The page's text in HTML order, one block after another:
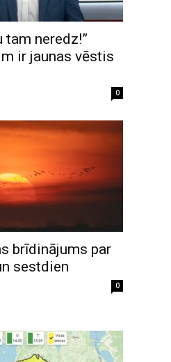
tam neredz!”
ir jaunas vēstis
0
brīdinājums par
sestdien
0